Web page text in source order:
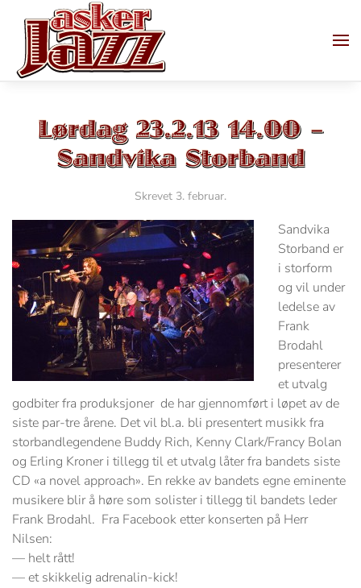
Skip to main content
Lørdag 23.2.13 14.00 –
Sandvika Storband
Skrevet 3. februar.
Sandvika
Storband er
i storform
og vil under
ledelse av
Frank
Brodahl
presenterer
et utvalg
godbiter fra produksjoner de har gjennomført i løpet av de
siste par-tre årene. Det vil bl.a. bli presentert musikk fra
storbandlegendene Buddy Rich, Kenny Clark/Francy Bolan
og Erling Kroner i tillegg til et utvalg låter fra bandets siste
CD «a novel approach». En rekke av bandets egne eminente
musikere blir å høre som solister i tillegg til bandets leder
Frank Brodahl. Fra Facebook etter konserten på Herr
Nilsen:
— helt rått!
— et skikkelig adrenalin-kick!